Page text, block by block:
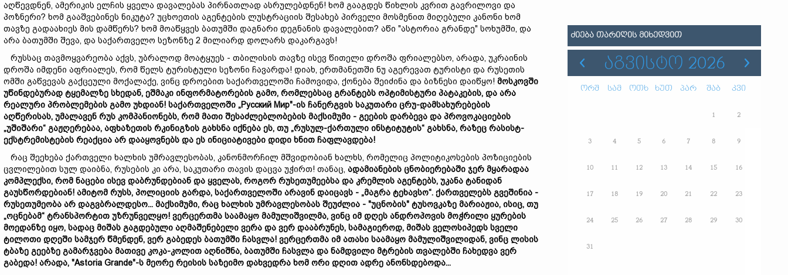
აღწევდნენ, ამერიკის ელჩის ყველა დავალებას პირნათლად ასრულებდნენ! ხომ გააგდეს წიხლის კვრით გავრილოვი და
პოზნერი? ხომ გააშვებინეს ნიკუტა? უცხოეთის აგენტების ლუსტრაციის შესახებ პირველი მოსმენით მიღებული კანონი ხომ
თავზე გადაახიეს მის დამწერს? ხომ მოაწყვეს ბათუმში დაგნარი დეგნანის დავალებით? აწი "ასტორია გრანდე" სოხუმში, და
არა ბათუმში შევა, და საქართველო სეზონზე 2 მილიარდ დოლარს დაკარგავს!
რუსსაც თავმოყვარეობა აქვს, უბრალოდ მოატყუეს - თბილისის თავზე ისევ წითელი დროშა ფრიალებსო, არადა, უკრაინის
დროშა იმდენი აფრიალეს, რომ წელს ტურისტული სეზონი ჩავარდა! დიახ, ერთმანეთში ნუ აგერევათ ტურისტი და რუსეთის
ომში გაწვევას გაქცეული მოქალაქე, ვინც დროებით საქართველოში ჩამოვიდა, ქონება შეიძინა და ბიზნესი დაიწყო! მოსკოვში
უწინდებურად ტყემალზე სხედან, ეშმაკი ინფორმატორების გამო, რომლებსაც გრანტებს ოპტიმისტური პატაკების, და არა
რეალური პრობლემების გამო უხდიან! საქართველოში „Русский Мир"-ის ჩანერგვის საკუთარი ცრუ-დამსახურებების
აღწერისას, უმალავენ რუს კომპანიონებს, რომ მათი შესაძლებლობების მაქსიმუმი - გეების დარბევა და პროვოკაციების
„უშიშარი“ გაჟღერებაა, აფხაზეთის რკინიგზის გახსნა იქნება ეს, თუ „რუსულ-ქართული ინსტიტუტის“ გახსნა, რაზეც რასისტ-
ექსტრემისტების რეაქცია არ დააყოვნებს და ეს ინიციატივები დიდი ხნით ჩაფლავდება!
რაც შეეხება ქართველი ხალხის უმრავლესობას, კანონმორჩილ მშვიდობიან ხალხს, რომელიც პოლიტიკოსების პოზიციების
ცვლილებით სულ დაიბნა, რუსების კი არა, საკუთარი თავის დაცვა უჭირთ! თანაც, ადამიანების ცნობიერებაში ჯერ მყარადაა
კომპლექსი, რომ ნაცები ისევ დაბრუნდებიან და ყველას, როგორ რუსეთუმეებსა და კრემლის აგენტებს, უკანა ტანიდან
გაუსწორდებიან! ამიტომ რუსს, პოლიციის გარდა, საქართველოში არავინ დაიცავს - „მაგრა ტეხავსო“. ქართველებს გვეშინია -
რუსეთუმეობა არ დაგვბრალდესო... მაქსიმუმი, რაც ხალხის უმრავლესობას შეუძლია - "უცნობის" ტუსოვკაზე მარიაჟია, ისიც, თუ
„ოცნებამ“ ტრანსპორტით უზრუნველყო! ვერცერთმა საამაყო მამულიშვილმა, ვინც იმ დღეს ანდროპოვის მოჭრილი ყურების
მოედანზე იყო, სადაც მიშას გაგდებული აღმაშენებელი ვერა და ვერ დააბრუნეს, სამაგიეროდ, მიშას ველოსიპედს სველი
ტილოთი დღეში სამჯერ წმენდენ, ვერ გაბედეს ბათუმში ჩასვლა! ვერცერთმა იმ ათასი საამაყო მამულიშვილიდან, ვინც ლისის
ტბაზე გეებზე გამარჯვება მათივე კოკა-კოლით აღნიშნა, ბათუმში ჩასვლა და ნამდვილი მტრების თვალებში ჩახედვა ვერ
გაბედა! არადა, "Astoria Grande"-ს მეორე რეისის საზეიმო დახვედრა ხომ ორი დღით ადრე ანონსდებოდა...
ᲫᲘᲔᲑᲐ ᲗᲐᲠᲘᲦᲘᲡ ᲛᲘᲮᲔᲓᲕᲘᲗ
ᲐᲒᲕᲘᲡᲢᲝ 2026
ორშ სამ ოთხ ხუთ პარ შაბ კვი
1 2
3 4 5 6 7 8 9
10 11 12 13 14 15 16
17 18 19 20 21 22 23
24 25 26 27 28 29 30
31